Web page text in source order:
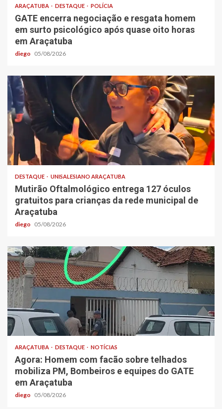
ARAÇATUBA DESTAQUE POLÍCIA
GATE encerra negociação e resgata homem
em surto psicológico após quase oito horas
em Araçatuba
diego 05/08/2026
DESTAQUE UNISALESIANO ARAÇATUBA
Mutirão Oftalmológico entrega 127 óculos
gratuitos para crianças da rede municipal de
Araçatuba
diego 05/08/2026
ARAÇATUBA DESTAQUE NOTÍCIAS
Agora: Homem com facão sobre telhados
mobiliza PM, Bombeiros e equipes do GATE
em Araçatuba
diego 05/08/2026